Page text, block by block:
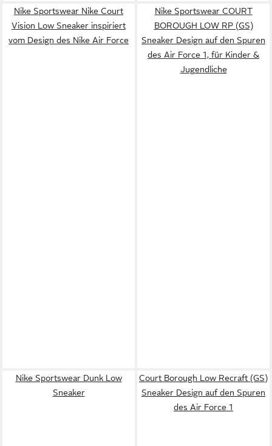
Nike Sportswear Nike Court
Vision Low Sneaker inspiriert
vom Design des Nike Air Force
Nike Sportswear COURT
BOROUGH LOW RP (GS)
Sneaker Design auf den Spuren
des Air Force 1, für Kinder &
Jugendliche
Nike Sportswear Dunk Low
Sneaker
Court Borough Low Recraft (GS)
Sneaker Design auf den Spuren
des Air Force 1